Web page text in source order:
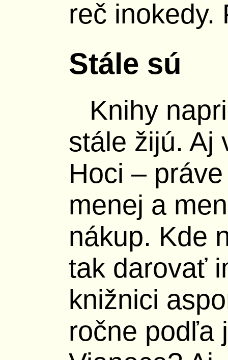
reč inokedy.
Stále sú
Knihy
stále žijú. Aj
Hoci –
menej a
nákup. Kde
tak darovať
knižnici
ročne podľa